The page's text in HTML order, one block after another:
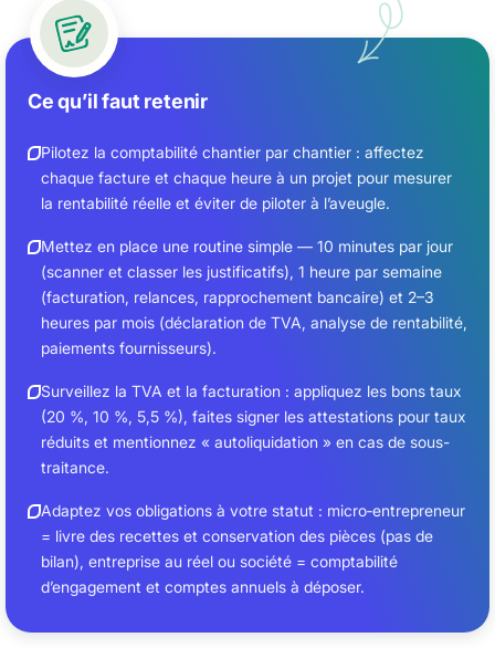
Ce qu’il faut retenir
Pilotez la comptabilité chantier par chantier : affectez
chaque facture et chaque heure à un projet pour mesurer
la rentabilité réelle et éviter de piloter à l’aveugle.
Mettez en place une routine simple — 10 minutes par jour
(scanner et classer les justificatifs), 1 heure par semaine
(facturation, relances, rapprochement bancaire) et 2–3
heures par mois (déclaration de TVA, analyse de rentabilité,
paiements fournisseurs).
Surveillez la TVA et la facturation : appliquez les bons taux
(20 %, 10 %, 5,5 %), faites signer les attestations pour taux
réduits et mentionnez « autoliquidation » en cas de sous-
traitance.
Adaptez vos obligations à votre statut : micro‑entrepreneur
= livre des recettes et conservation des pièces (pas de
bilan), entreprise au réel ou société = comptabilité
d’engagement et comptes annuels à déposer.